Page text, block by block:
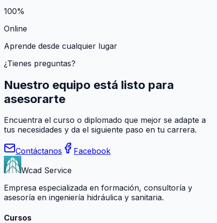
100%
Online
Aprende desde cualquier lugar
¿Tienes preguntas?
Nuestro equipo está listo para
asesorarte
Encuentra el curso o diplomado que mejor se adapte a
tus necesidades y da el siguiente paso en tu carrera.
Contáctanos
Facebook
Wcad Service
Empresa especializada en formación, consultoría y
asesoría en ingeniería hidráulica y sanitaria.
Cursos